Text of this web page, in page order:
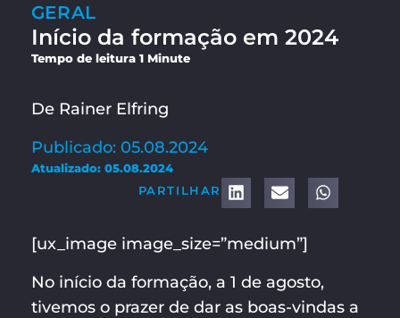
GERAL
Início da formação em 2024
Tempo de leitura 1 Minute
De Rainer Elfring
Publicado: 05.08.2024
Atualizado: 05.08.2024
PARTILHAR
[ux_image image_size=”medium”]
No início da formação, a 1 de agosto,
tivemos o prazer de dar as boas-vindas a